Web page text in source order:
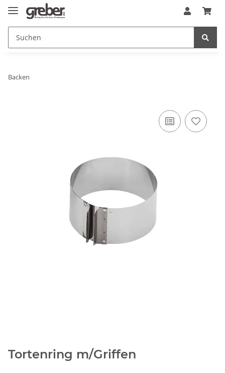
Backen
Tortenring m/Griffen